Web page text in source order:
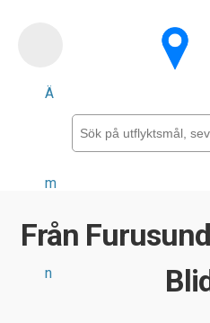
Ä
m
n
Från